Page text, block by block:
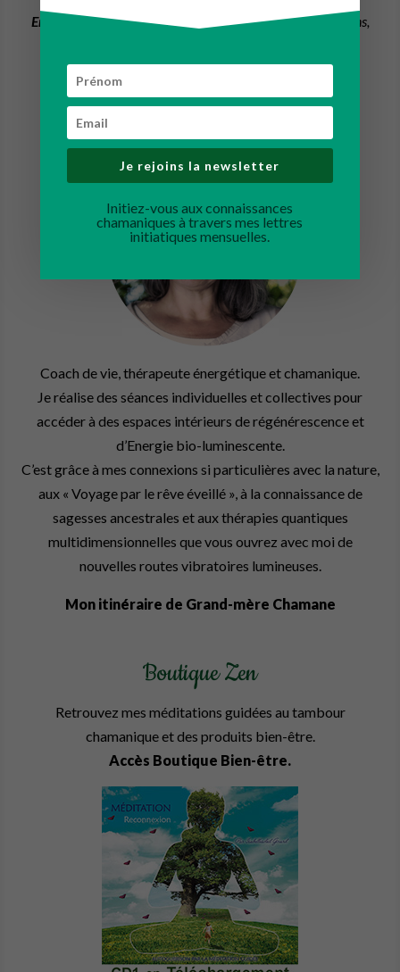
En préparation: Voyages découvertes, Initiations Praticiens,
Coach de vie, thérapeute énergétique et chamanique.
Je réalise des séances individuelles et collectives pour
accéder à des espaces intérieurs de régénérescence et
d’Energie bio-luminescente.
C’est grâce à mes connexions si particulières avec la nature,
aux « Voyage par le rêve éveillé », à la connaissance de
sagesses ancestrales et aux thérapies quantiques
multidimensionnelles que vous ouvrez avec moi de
nouvelles routes vibratoires lumineuses.
Mon itinéraire de Grand-mère Chamane
Boutique Zen
Retrouvez mes méditations guidées au tambour
chamanique et des produits bien-être.
Accès Boutique Bien-être.
Je rejoins la newsletter
Initiez-vous aux connaissances
chamaniques à travers mes lettres
initiatiques mensuelles.